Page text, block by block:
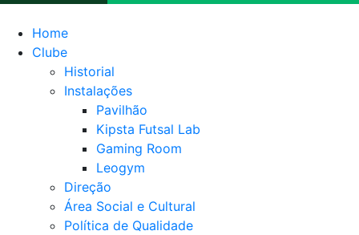
Home
Clube
Historial
Instalações
Pavilhão
Kipsta Futsal Lab
Gaming Room
Leogym
Direção
Área Social e Cultural
Política de Qualidade